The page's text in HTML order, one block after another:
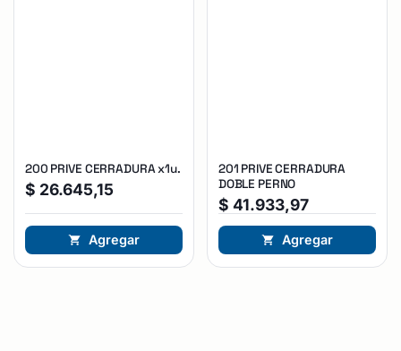
200 PRIVE CERRADURA x1u.
$ 26.645,15
Agregar
201 PRIVE CERRADURA
DOBLE PERNO
$ 41.933,97
Agregar